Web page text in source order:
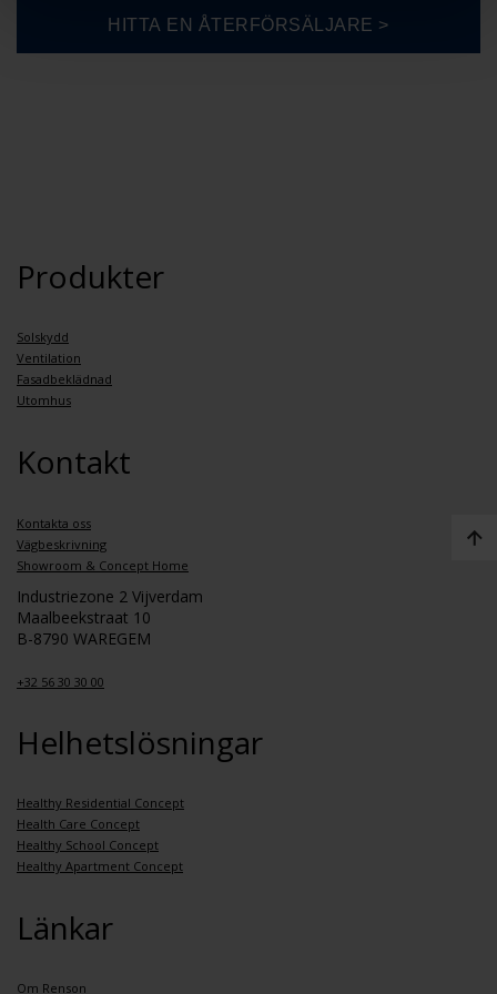
Produkter
Solskydd
Ventilation
Fasadbeklädnad
Utomhus
Kontakt
Kontakta oss
Vägbeskrivning
Showroom & Concept Home
Industriezone 2 Vijverdam
Maalbeekstraat 10
B-8790 WAREGEM
+32 56 30 30 00
Helhetslösningar
Healthy Residential Concept
Health Care Concept
Healthy School Concept
Healthy Apartment Concept
Länkar
Om Renson